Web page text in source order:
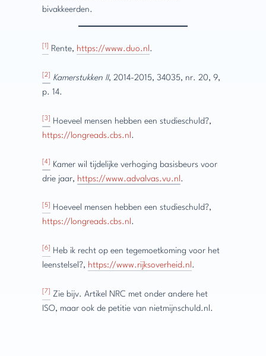
bivakkeerden.
[1] Rente, https://www.duo.nl .
[2] Kamerstukken II, 2014-2015, 34035, nr. 20, 9,
p. 14.
[3]
Hoeveel mensen hebben een studieschuld?,
https://longreads.cbs.nl .
[4]
Kamer wil tijdelijke verhoging basisbeurs voor
drie jaar, https://www.advalvas.vu.nl .
[5]
Hoeveel mensen hebben een studieschuld?,
https://longreads.cbs.nl .
[6]
Heb ik recht op een tegemoetkoming voor het
leenstelsel?, https://www.rijksoverheid.nl .
[7]
Zie bijv. Artikel NRC met onder andere het
ISO, maar ook de petitie van nietmijnschuld.nl.